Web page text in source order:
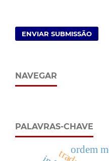
ENVIAR SUBMISSÃO
NAVEGAR
PALAVRAS-CHAVE
ordem